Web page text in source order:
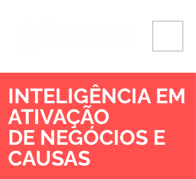
INTELIGÊNCIA EM
ATIVAÇÃO
DE NEGÓCIOS E
CAUSAS